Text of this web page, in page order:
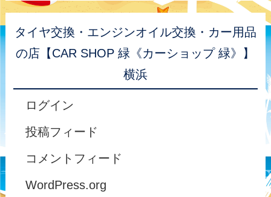
タイヤ交換・エンジンオイル交換・カー用品
の店【CAR SHOP 緑《カーショップ 緑》】
横浜
ログイン
投稿フィード
コメントフィード
WordPress.org